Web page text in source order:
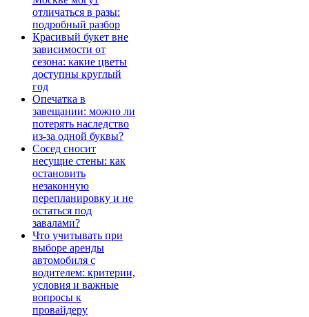
отличаться в разы:
подробный разбор
Красивый букет вне
зависимости от
сезона: какие цветы
доступны круглый
год
Опечатка в
завещании: можно ли
потерять наследство
из-за одной буквы?
Сосед сносит
несущие стены: как
остановить
незаконную
перепланировку и не
остаться под
завалами?
Что учитывать при
выборе аренды
автомобиля с
водителем: критерии,
условия и важные
вопросы к
провайдеру